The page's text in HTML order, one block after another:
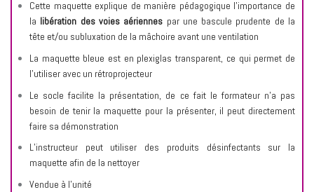
Cette maquette explique de manière pédagogique l’importance de
la libération des voies aériennes par une bascule prudente de la
tête et/ou subluxation de la mâchoire avant une ventilation
La maquette bleue est en plexiglas transparent, ce qui permet de
l’utiliser avec un rétroprojecteur
Le socle facilite la présentation, de ce fait le formateur n’a pas
besoin de tenir la maquette pour la présenter, il peut directement
faire sa démonstration
L’instructeur peut utiliser des produits désinfectants sur la
maquette afin de la nettoyer
Vendue à l’unité